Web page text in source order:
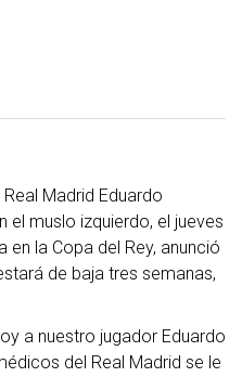
Madrid Eduardo
el muslo izquierdo, el jueves
en la Copa del Rey, anunció
de baja tres semanas,
a nuestro jugador Eduardo
del Real Madrid se le